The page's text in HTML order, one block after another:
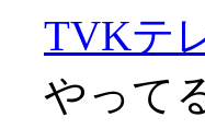
TVKテ
やって